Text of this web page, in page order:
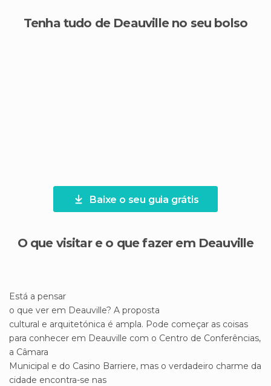
Tenha tudo de Deauville no seu bolso
Baixe o seu guia grátis
O que visitar e o que fazer em Deauville
Está a pensar
o que ver em Deauville? A proposta
cultural e arquitetónica é ampla. Pode começar as coisas
para conhecer em Deauville com o Centro de Conferências,
a Câmara
Municipal e do Casino Barriere, mas o verdadeiro charme da
cidade encontra-se nas